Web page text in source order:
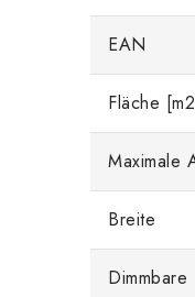
EAN
Fläche
Maximale
Breite
Dimmbare